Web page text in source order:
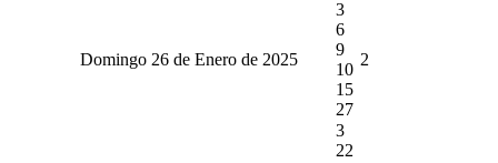
Domingo 26 de Enero de 2025
3
6
9
10
15
27
2
3
22